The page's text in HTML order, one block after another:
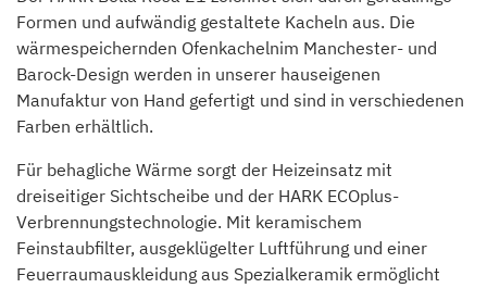
Formen und aufwändig gestaltete Kacheln aus. Die
wärmespeichernden Ofenkachelnim Manchester- und
Barock-Design werden in unserer hauseigenen
Manufaktur von Hand gefertigt und sind in verschiedenen
Farben erhältlich.
Für behagliche Wärme sorgt der Heizeinsatz mit
dreiseitiger Sichtscheibe und der HARK ECOplus-
Verbrennungstechnologie. Mit keramischem
Feinstaubfilter, ausgeklügelter Luftführung und einer
Feuerraumauskleidung aus Spezialkeramik ermöglicht